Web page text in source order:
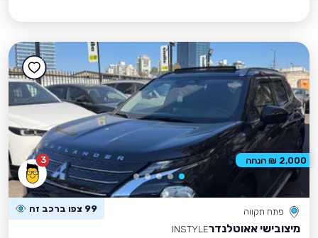
3
פתח תקווה 99 צפו ברכב זה
מיצובישי אאוטלנדרINSTYLE
2,000 ₪ הנחה